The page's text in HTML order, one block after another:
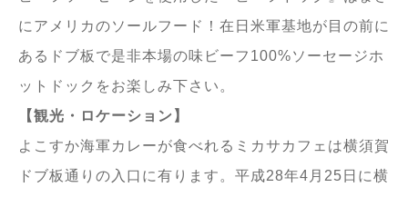
にアメリカのソールフード！在日米軍基地が目の前に
あるドブ板で是非本場の味ビーフ100%ソーセージホ
ットドックをお楽しみ下さい。
【観光・ロケーション】
よこすか海軍カレーが食べれるミカサカフェは横須賀
ドブ板通りの入口に有ります。平成28年4月25日に横